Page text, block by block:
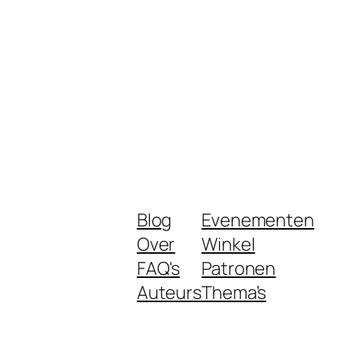
Blog
Over
FAQ's
Auteurs
Evenementen
Winkel
Patronen
Thema’s